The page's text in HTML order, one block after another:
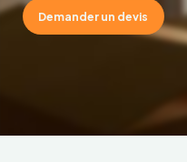
Demander un devis